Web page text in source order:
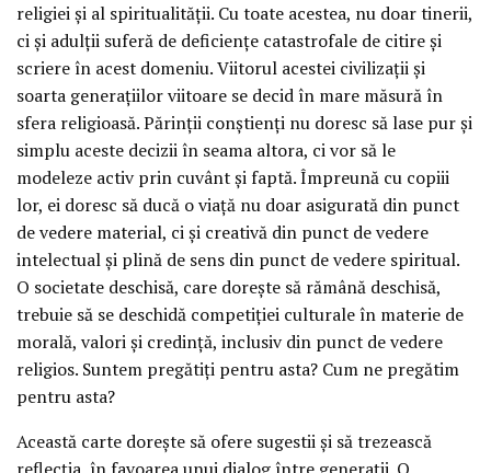
religiei și al spiritualității. Cu toate acestea, nu doar tinerii,
ci și adulții suferă de deficiențe catastrofale de citire și
scriere în acest domeniu. Viitorul acestei civilizații și
soarta generațiilor viitoare se decid în mare măsură în
sfera religioasă. Părinții conștienți nu doresc să lase pur și
simplu aceste decizii în seama altora, ci vor să le
modeleze activ prin cuvânt și faptă. Împreună cu copiii
lor, ei doresc să ducă o viață nu doar asigurată din punct
de vedere material, ci și creativă din punct de vedere
intelectual și plină de sens din punct de vedere spiritual.
O societate deschisă, care dorește să rămână deschisă,
trebuie să se deschidă competiției culturale în materie de
morală, valori și credință, inclusiv din punct de vedere
religios. Suntem pregătiți pentru asta? Cum ne pregătim
pentru asta?
Această carte dorește să ofere sugestii și să trezească